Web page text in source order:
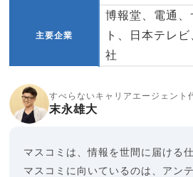
主要企業
博報堂、電通
ト、日本テレ
社
すべらないキャリアエージェント
末永雄大
マスコミは、情報を世間に届ける
マスコミに向いているのは、アン